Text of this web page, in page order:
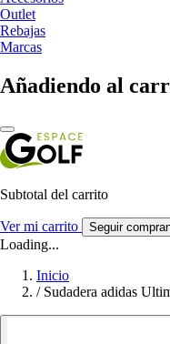
Outlet
Rebajas
Marcas
Añadiendo al
Subtotal del carrito
Ver mi carrito Seguir
Loading...
Inicio
/ Sudadera adidas